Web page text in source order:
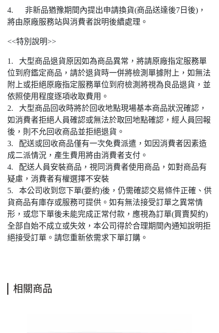
4. 非新品猶豫期間內提出申請換貨(商品送達後7日後)，
將由原廠服務站與消費者說明後續處理。
<<特別說明>>
1. 大型商品退貨原因如為商品異常，將請原廠指定服務單
位到府鑑定商品，請於退貨時一併將檢測單據附上，如無法
附上或拒絕原廠指定服務單位到府檢測將視為良品退貨，並
依照使用程度逐項收取費用。
2. 大型商品回收時將於回收地點現場基本商品狀況確認，
如消費者拒絕人員確認或無法於取回地點確認，經人員回報
後，則不允回收商品並拒絕退貨。
3. 配送或回收商品僅有一次免費派遣，如因消費者因素造
成二派情況，產生費用將由消費者支付。
4. 配送人員安裝商品，視同消費者使用商品，如對商品有
疑慮，消費者有權選擇不安裝
5. 本公司收到您下單(要約)後，仍需確認交易條件正確、供
貨商品有庫存或服務可提供。如有無法接受訂單之異常情
形，或您下單後未能完成正常付款，應視為訂單(買賣契約)
全部自始不成立或失效，本公司得於合理期間內通知說明拒
絕接受訂單。請您重新依需求下單訂購。
相關商品